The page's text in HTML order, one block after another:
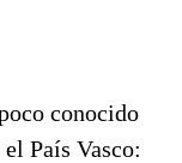
conocido
País Vasco: